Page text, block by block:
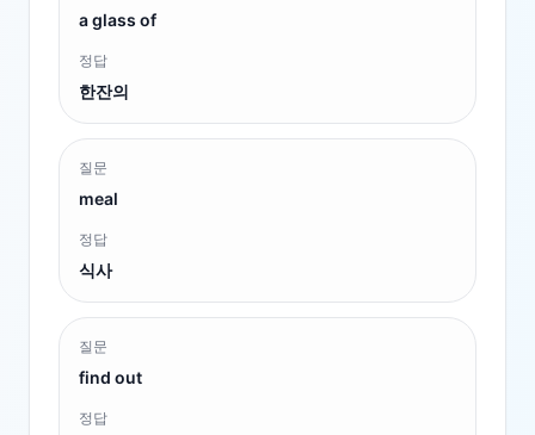
a glass of
정답
한잔의
질문
meal
정답
식사
질문
find out
정답